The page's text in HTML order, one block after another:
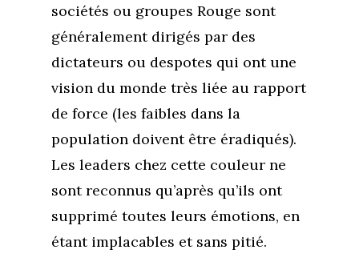
sociétés ou groupes Rouge sont
généralement dirigés par des
dictateurs ou despotes qui ont une
vision du monde très liée au rapport
de force (les faibles dans la
population doivent être éradiqués).
Les leaders chez cette couleur ne
sont reconnus qu’après qu’ils ont
supprimé toutes leurs émotions, en
étant implacables et sans pitié.